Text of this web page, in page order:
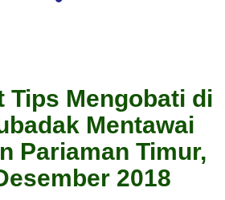
Tips Mengobati di
Mentawai
Pariaman Timur,
2018